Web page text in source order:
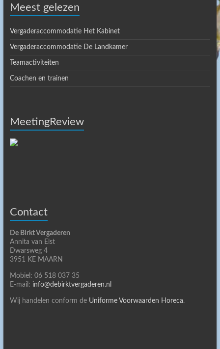
Meest gelezen
Vergaderaccommodatie Het Kabinet
Vergaderaccommodatie De Landkamer
Teamactiviteiten
Coachen en trainen
MeetingReview
Contact
De Birkt Vergaderen
Annita van Elst
Dwarsweg 4
3951 KE MAARN
Mobiel: 06 518 037 35
E-mail: info@debirktvergaderen.nl
Wij handelen conform de Uniforme Voorwaarden Horeca.